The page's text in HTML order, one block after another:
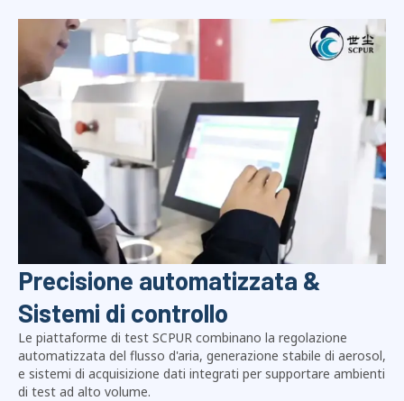
Precisione automatizzata &
Sistemi di controllo
Le piattaforme di test SCPUR combinano la regolazione
automatizzata del flusso d'aria, generazione stabile di aerosol,
e sistemi di acquisizione dati integrati per supportare ambienti
di test ad alto volume.